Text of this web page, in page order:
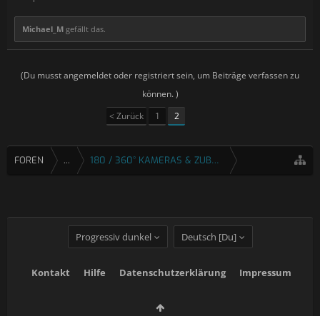
Michael_M gefällt das.
(Du musst angemeldet oder registriert sein, um Beiträge verfassen zu
können. )
< Zurück
1 2
FOREN ... 180 / 360° KAMERAS & ZUBEHÖR
Progressiv dunkel Deutsch [Du]
Kontakt Hilfe Datenschutzerklärung Impressum